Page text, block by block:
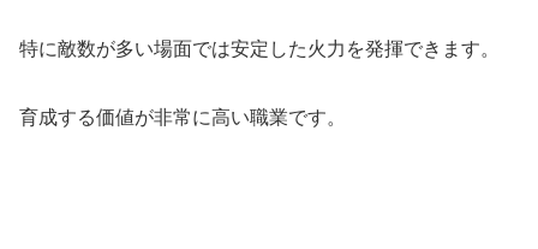
特に敵数が多い場面では安定した火力を発揮できます。
育成する価値が非常に高い職業です。